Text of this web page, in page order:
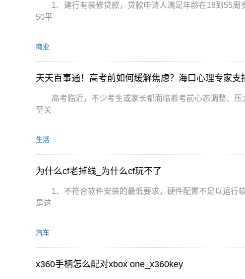
1、建行有装修贷款，贷款申请人满足年龄在18到55
50平
商业
天天百事通！高考前如何缓解焦虑？海口心理专家支
高考临近，不少考生或家长都面临着考前心态调整、
至关
生活
为什么cf老掉线_为什么cf玩不了
1、不符合软件安装的最低要求，硬件配置不足以运行
是这
汽车
x360手柄怎么配对xbox one_x360key